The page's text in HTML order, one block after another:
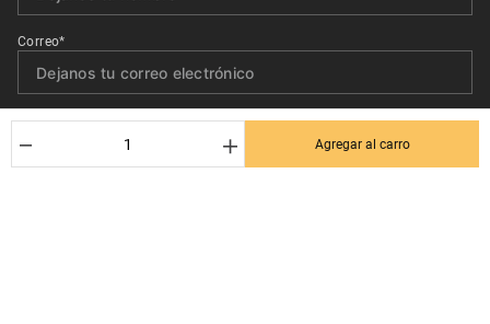
＋
－ Agregar al carro
Correo*
Quiero recibir el newsletter con promociones.